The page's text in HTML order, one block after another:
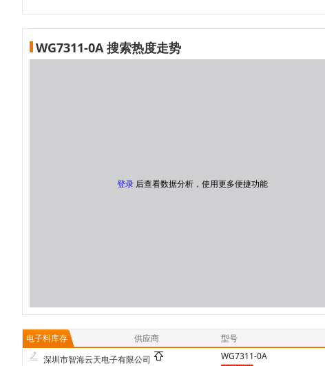
WG7311-0A 搜索热度走势
登录 后查看数据分析，使用更多便捷功能
电子料库存 供应商 型号
深圳市智海云天电子有限公司
WG7311-0A